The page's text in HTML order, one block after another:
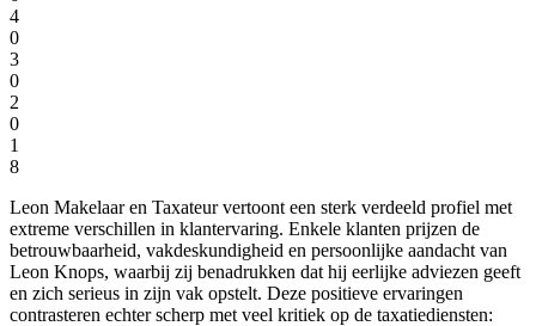
4
0
3
0
2
0
1
8
Leon Makelaar en Taxateur vertoont een sterk verdeeld profiel met
extreme verschillen in klantervaring. Enkele klanten prijzen de
betrouwbaarheid, vakdeskundigheid en persoonlijke aandacht van
Leon Knops, waarbij zij benadrukken dat hij eerlijke adviezen geeft
en zich serieus in zijn vak opstelt. Deze positieve ervaringen
contrasteren echter scherp met veel kritiek op de taxatiediensten: